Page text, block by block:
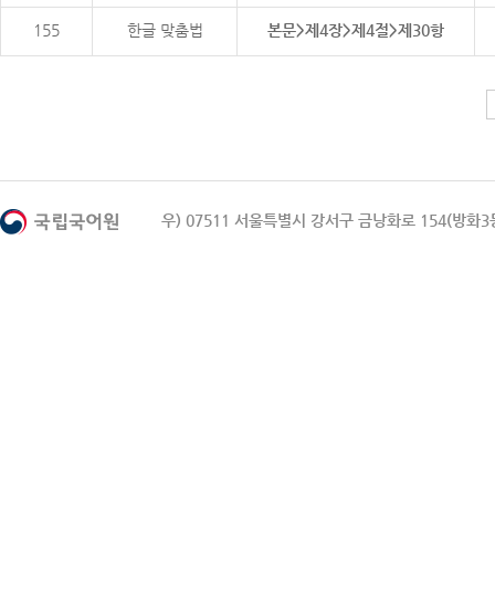
155 한글 맞춤법 본문>제4장>제4절>제30항
우) 07511 서울특별시 강서구 금낭화로 154(방화3